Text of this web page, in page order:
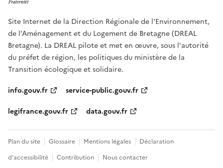
Site Internet de la Direction Régionale de l'Environnement,
de l'Aménagement et du Logement de Bretagne (DREAL
Bretagne). La DREAL pilote et met en œuvre, sous l'autorité
du préfet de région, les politiques du ministère de la
Transition écologique et solidaire.
info.gouv.fr
service-public.gouv.fr
legifrance.gouv.fr
data.gouv.fr
Plan du site Glossaire Mentions légales
Déclaration
d’accessibilité
Contribution Nous contacter